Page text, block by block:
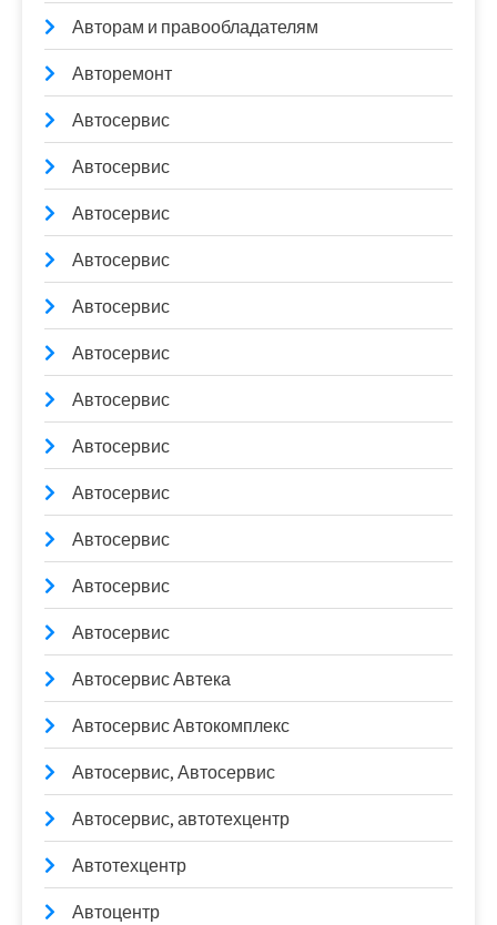
Авторам и правообладателям
Авторемонт
Автосервис
Автосервис
Автосервис
Автосервис
Автосервис
Автосервис
Автосервис
Автосервис
Автосервис
Автосервис
Автосервис
Автосервис
Автосервис Автека
Автосервис Автокомплекс
Автосервис, Автосервис
Автосервис, автотехцентр
Автотехцентр
Автоцентр